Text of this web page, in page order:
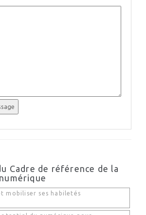
Cadre de référence de la
mobiliser ses habiletés